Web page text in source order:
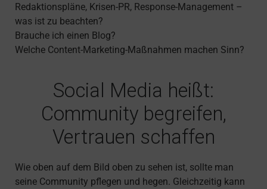
Redaktionspläne, Krisen-PR, Response-Management –
was ist zu beachten?
Brauche ich einen Blog?
Welche Content-Marketing-Maßnahmen machen Sinn?
Social Media heißt:
Community begreifen,
Vertrauen schaffen
Wie oben auf dem Bild oben zu sehen ist, sollte man
seine Community pflegen und hegen. Gleichzeitig kann